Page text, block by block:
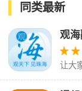
同类最新
观
让大
事！